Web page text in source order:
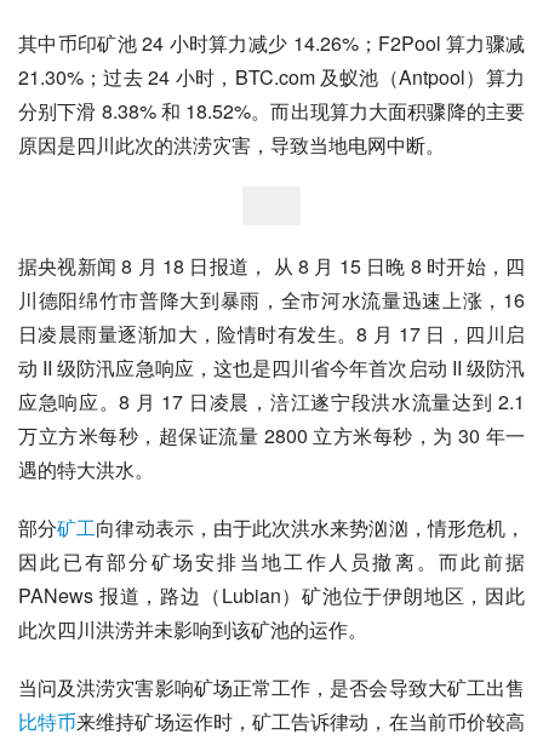
其中币印矿池 24 小时算力减少 14.26%；F2Pool 算力骤减
21.30%；过去 24 小时，BTC.com 及蚁池（Antpool）算力
分别下滑 8.38% 和 18.52%。而出现算力大面积骤降的主要
原因是四川此次的洪涝灾害，导致当地电网中断。
据央视新闻 8 月 18 日报道， 从 8 月 15 日晚 8 时开始，四
川德阳绵竹市普降大到暴雨，全市河水流量迅速上涨，16
日凌晨雨量逐渐加大，险情时有发生。8 月 17 日，四川启
动 II 级防汛应急响应，这也是四川省今年首次启动 II 级防汛
应急响应。8 月 17 日凌晨，涪江遂宁段洪水流量达到 2.1
万立方米每秒，超保证流量 2800 立方米每秒，为 30 年一
遇的特大洪水。
部分矿工向律动表示，由于此次洪水来势汹汹，情形危机，
因此已有部分矿场安排当地工作人员撤离。而此前据
PANews 报道，路边（Lubian）矿池位于伊朗地区，因此
此次四川洪涝并未影响到该矿池的运作。
当问及洪涝灾害影响矿场正常工作，是否会导致大矿工出售
比特币来维持矿场运作时，矿工告诉律动，在当前币价较高